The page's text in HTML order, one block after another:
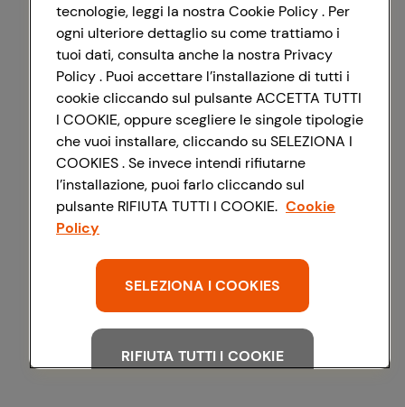
tecnologie, leggi la nostra Cookie Policy . Per
ogni ulteriore dettaglio su come trattiamo i
tuoi dati, consulta anche la nostra Privacy
Policy . Puoi accettare l’installazione di tutti i
cookie cliccando sul pulsante ACCETTA TUTTI
I COOKIE, oppure scegliere le singole tipologie
che vuoi installare, cliccando su SELEZIONA I
COOKIES . Se invece intendi rifiutarne
l’installazione, puoi farlo cliccando sul
pulsante RIFIUTA TUTTI I COOKIE. Cookie
Policy
SELEZIONA I COOKIES
RIFIUTA TUTTI I COOKIE